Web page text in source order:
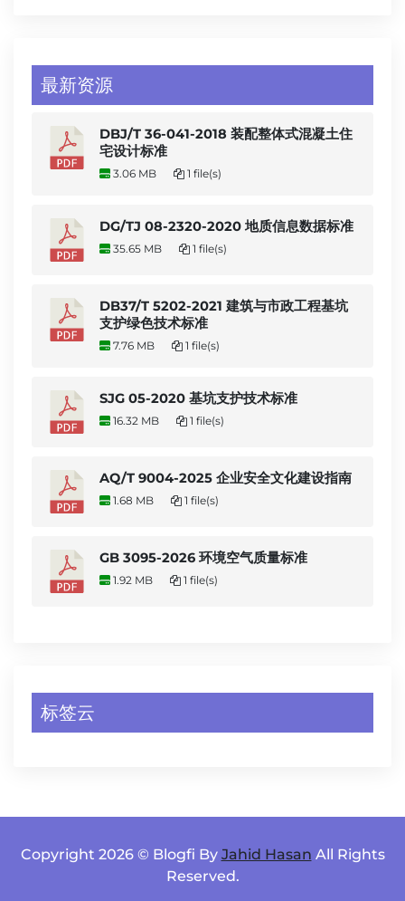
最新资源
DBJ/T 36-041-2018 装配整体式混凝土住
宅设计标准
3.06 MB 1 file(s)
DG/TJ 08-2320-2020 地质信息数据标准
35.65 MB 1 file(s)
DB37/T 5202-2021 建筑与市政工程基坑
支护绿色技术标准
7.76 MB 1 file(s)
SJG 05-2020 基坑支护技术标准
16.32 MB 1 file(s)
AQ/T 9004-2025 企业安全文化建设指南
1.68 MB 1 file(s)
GB 3095-2026 环境空气质量标准
1.92 MB 1 file(s)
标签云
Copyright 2026 © Blogfi By Jahid Hasan All Rights
Reserved.